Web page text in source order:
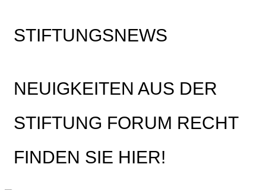
STIFTUNGSNEWS
NEUIGKEITEN AUS DER
STIFTUNG FORUM RECHT
FINDEN SIE HIER!